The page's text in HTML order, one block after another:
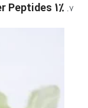
Peptides 1%